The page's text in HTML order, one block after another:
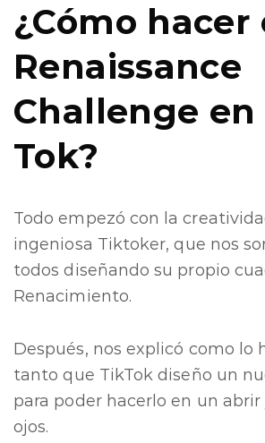
¿Cómo hacer
Renaissance
Challenge en
Tok?
Todo empezó con la
ingeniosa Tiktoker, que nos
todos diseñando su propio
Renacimiento.
Después, nos explicó como lo
tanto que TikTok diseño un
para poder hacerlo en un abrir
ojos.